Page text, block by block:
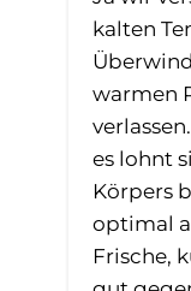
kalten
warmen
es lohnt
Körpers
optimal
Frische,